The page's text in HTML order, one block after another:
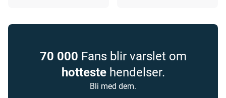
70 000 Fans blir varslet om
hottestehendelser.
Bli med dem.